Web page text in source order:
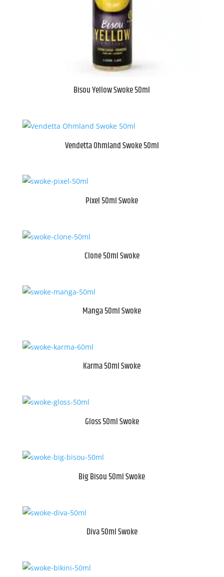
Bisou Yellow Swoke 50ml
Vendetta Ohmland Swoke 50ml
Pixel 50ml Swoke
Clone 50ml Swoke
Manga 50ml Swoke
Karma 50ml Swoke
Gloss 50ml Swoke
Big Bisou 50ml Swoke
Diva 50ml Swoke